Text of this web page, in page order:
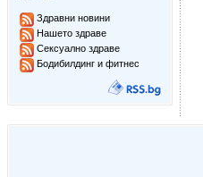
Здравни новини
Нашето здраве
Сексуално здраве
Бодибилдинг и фитнес